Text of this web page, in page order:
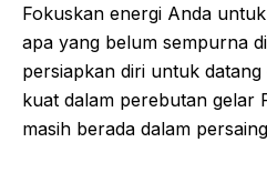
Fokuskan energi Anda
apa yang belum sempurna
persiapkan diri untuk
kuat dalam perebutan gelar
masih berada dalam